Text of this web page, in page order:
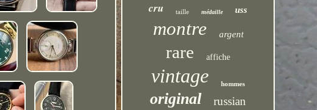
cru taille médaille uss
montre argent
rare affiche
vintage hommes
original russian